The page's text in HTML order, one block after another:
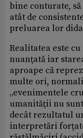
bine conturate,
atât de
preluarea lor
Realitatea este
nuanţată iar
aproape că
multe ori,
„evenimentele
umanităţii nu
decât rezultatul
interpretări